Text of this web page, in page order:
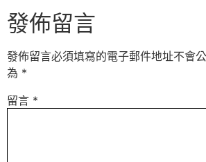
發佈留言
發佈留言必須填寫的電子郵件地址不會
為 *
留言 *